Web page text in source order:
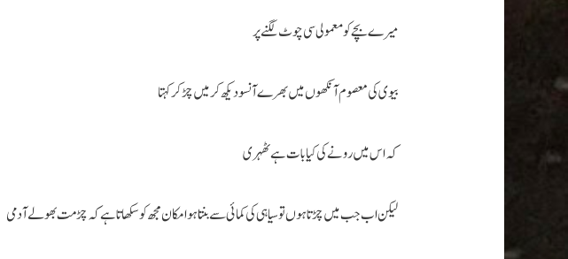
میرے بچے کو معمولی سی چوٹ لگنے پر
بیوی کی معصوم آنکھوں میں بھرے آنسو دیکھ کر میں چڑ کر کہتا
کہ اس میں رونے کی کیا بات ہے ٹھہری
لیکن اب جب میں چڑتا ہوں تو سیاہی کی کمائی سے بنتا ہوا مکان مجھ کو سکھاتا ہے کہ چڑ مت بھولے آدمی